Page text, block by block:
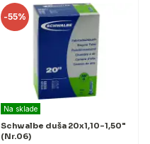
-55%
Na sklade
Schwalbe duša 20x1,10-1,50"
(Nr.06)